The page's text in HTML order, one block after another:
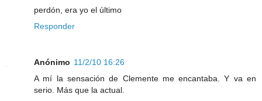
perdón, era yo el último
Responder
Anónimo 11/2/10 16:26
A mí la sensación de Clemente me encantaba. Y va en
serio. Más que la actual.